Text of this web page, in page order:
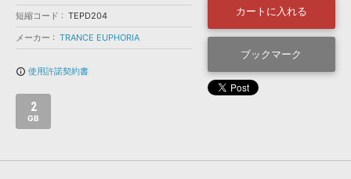
次世代型 ボーカル・エディタ
APS 映像のBGM・セリフを音声分離
SLS
短縮コード
TEPD204
メーカー
TRANCE EUPHORIA
info_outline 使用許諾契約書
2
GB
カートに入れる
ブックマーク